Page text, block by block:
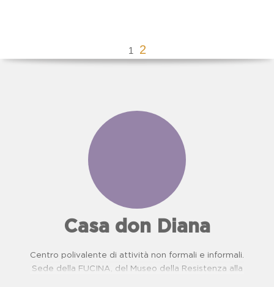
1 2
Casa don Diana
Centro polivalente di attività non formali e informali.
Sede della FUCINA, del Museo della Resistenza alla